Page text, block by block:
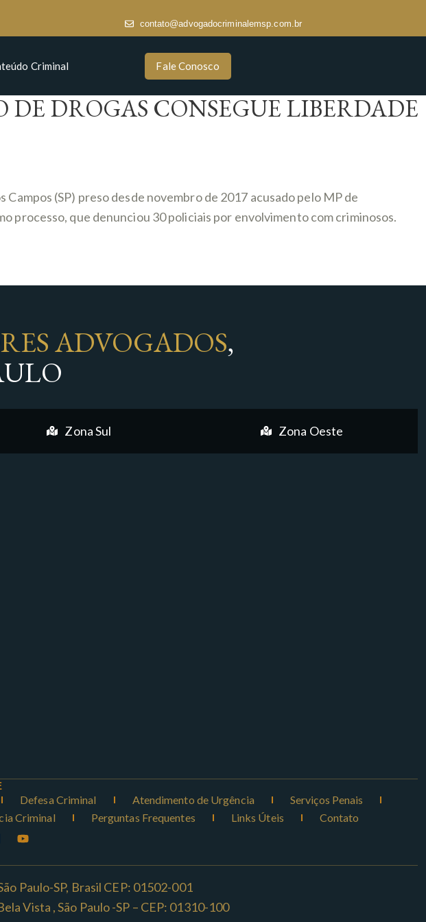
contato@advogadocriminalemsp.com.br
Criminal Fale Conosco
DROGAS CONSEGUE LIBERDADE
(SP) preso desde novembro de 2017 acusado pelo MP de
processo, que denunciou 30 policiais por envolvimento com criminosos.
ADVOGADOS,
Zona Sul Zona Oeste
Defesa Criminal Atendimento de Urgência
Serviços Penais
Criminal Perguntas Frequentes Links Úteis Contato
Paulo-SP, Brasil CEP: 01502-001
Vista , São Paulo -SP – CEP: 01310-100